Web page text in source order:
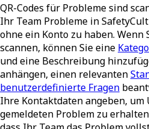
QR-Codes für Probleme sind
Ihr Team Probleme in
ohne ein Konto zu haben. Wenn
scannen, können Sie eine
und eine Beschreibung
anhängen, einen relevanten
benutzerdefinierte Fragen
Ihre Kontaktdaten angeben, um
gemeldeten Problem zu